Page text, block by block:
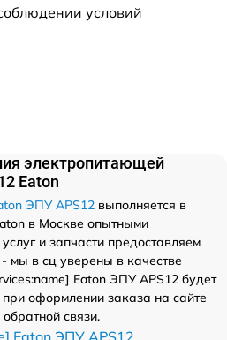
условий
электропитающей
Eaton
ЭПУ APS12 выполняется в
в Москве опытными
и запчасти предоставляем
мы в сц уверены в качестве
Eaton ЭПУ APS12 будет
оформлении заказа на сайте
связи.
Eaton ЭПУ APS12